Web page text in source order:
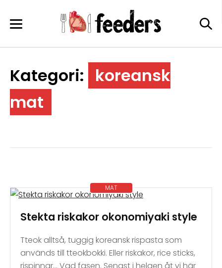
Kategori: koreansk
mat
MAT
Stekta riskakor okonomiyaki style
Tteok alltså, tuggig koreansk rispasta som
används till tteokbokki. Eller riskakor, rice sticks,
rispinnar… Vad fasen. Senast i helgen åt vi här